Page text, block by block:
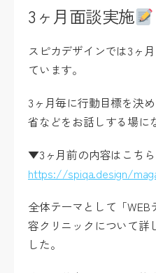
3ヶ月面談実施
スピカデザインでは3ヶ
ています。
3ヶ月毎に行動目標を決
省などをお話しする場に
▼3ヶ月前の内容はこちら
https://spiqa.design/
全体テーマとして「
容クリニックについて詳
した。